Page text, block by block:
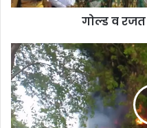
गोल्ड व